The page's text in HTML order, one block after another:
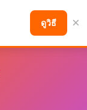
ดูวิธี ×